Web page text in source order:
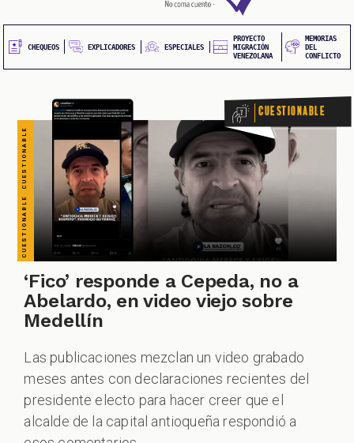
CHEQUEOS EXPLICADORES ESPECIALES
PROYECTO
MIGRACIÓN
VENEZOLANA
MEMORIAS
DEL
CONFLICTO
Cuestionable
‘Fico’ responde a Cepeda, no a
Abelardo, en video viejo sobre
Medellín
Las publicaciones mezclan un video grabado
meses antes con declaraciones recientes del
presidente electo para hacer creer que el
alcalde de la capital antioqueña respondió a